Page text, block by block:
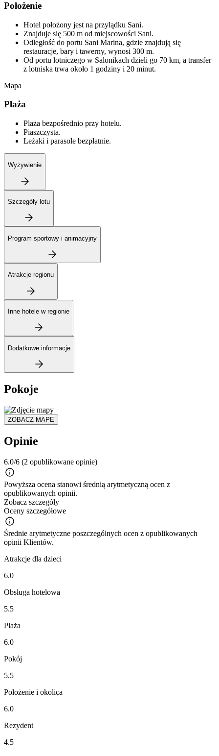
Położenie
Hotel położony jest na przylądku Sani.
Znajduje się 500 m od miejscowości Sani.
Odległość do portu Sani Marina, gdzie znajdują się
restauracje, bary i tawerny, wynosi 300 m.
Od portu lotniczego w Salonikach dzieli go 70 km, a transfer
z lotniska trwa około 1 godziny i 20 minut.
Mapa
Plaża
Plaża bezpośrednio przy hotelu.
Piaszczysta.
Leżaki i parasole bezpłatnie.
Wyżywienie
Szczegóły lotu
Program sportowy i animacyjny
Atrakcje regionu
Inne hotele w regionie
Dodatkowe informacje
Pokoje
ZOBACZ MAPĘ
Opinie
6.0/6 (2 opublikowane opinie)
Powyższa ocena stanowi średnią arytmetyczną ocen z
opublikowanych opinii.
Zobacz szczegóły
Oceny szczegółowe
Średnie arytmetyczne poszczególnych ocen z opublikowanych
opinii Klientów.
Atrakcje dla dzieci
6.0
Obsługa hotelowa
5.5
Plaża
6.0
Pokój
5.5
Położenie i okolica
6.0
Rezydent
4.5